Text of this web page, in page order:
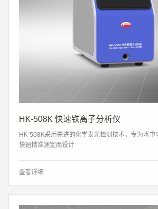
HK-508K 快速铁离子分析仪
HK-508K采用先进的化学发光检测技术，专为水中
快速精准测定而设计
查看详细